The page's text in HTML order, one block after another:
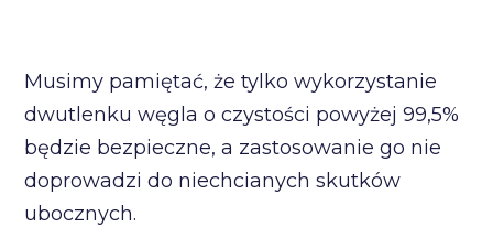
Musimy pamiętać, że tylko wykorzystanie
dwutlenku węgla o czystości powyżej 99,5%
będzie bezpieczne, a zastosowanie go nie
doprowadzi do niechcianych skutków
ubocznych.